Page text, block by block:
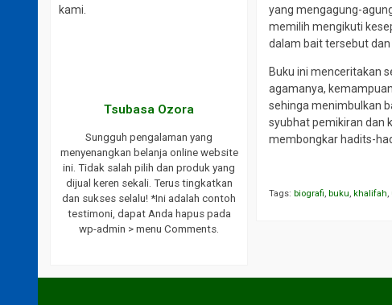
yang mengagung-
memilih mengikuti
dalam bait tersebut
Buku ini menceritakan
agamanya,
sehinga menimbulkan
syubhat pemikiran dan
membongkar hadits-
Tags:biografi,buku,khalifah,
kami.
Tsubasa Ozora
Sungguh pengalaman yang
menyenangkan belanja online website
ini. Tidak salah pilih dan produk yang
dijual keren sekali. Terus tingkatkan
dan sukses selalu! *Ini adalah contoh
testimoni, dapat Anda hapus pada
wp-admin > menu Comments.